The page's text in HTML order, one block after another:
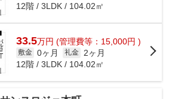
12階 / 3LDK / 104.02㎡
33.5万円 (管理費等：15,000円 )
敷金 0ヶ月 礼金
2ヶ月
12階 / 3LDK / 104.02㎡